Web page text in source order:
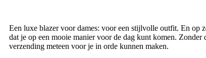
Een luxe blazer voor dames: voor een stijlvolle outfit. En op
dat je op een mooie manier voor de dag kunt komen.
verzending meteen voor je in orde kunnen maken.